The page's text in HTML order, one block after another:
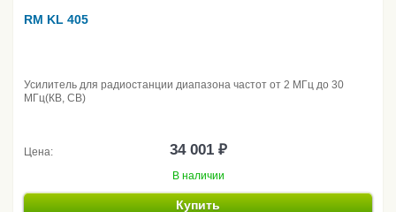
RM KL 405
Усилитель для радиостанции диапазона частот от 2 МГц до 30
МГц(КВ, CB)
Цена: 34 001 ₽
В наличии
Купить